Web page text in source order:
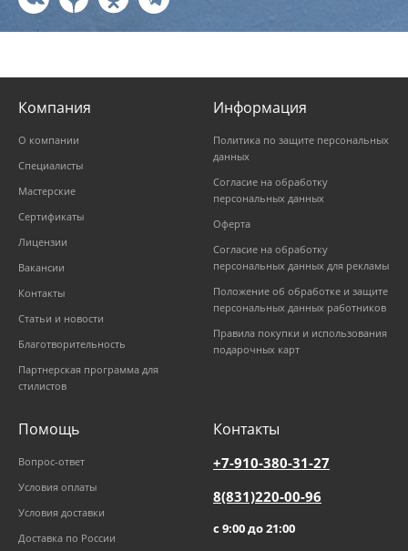
Компания
О компании
Специалисты
Мастерские
Сертификаты
Лицензии
Вакансии
Контакты
Статьи и новости
Благотворительность
Партнерская программа для
стилистов
Информация
Политика по защите персональных
данных
Согласие на обработку
персональных данных
Оферта
Согласие на обработку
персональных данных для рекламы
Положение об обработке и защите
персональных данных работников
Правила покупки и использования
подарочных карт
Помощь
Вопрос-ответ
Условия оплаты
Условия доставки
Доставка по России
Контакты
+7-910-380-31-27
8(831)220-00-96
с 9:00 до 21:00